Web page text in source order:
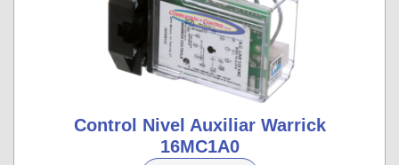
Control Nivel Auxiliar Warrick
16MC1A0